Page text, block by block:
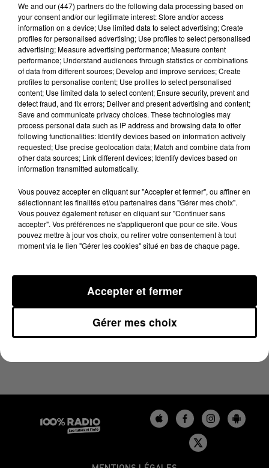
Lecture (4 min 12 sec)
100%
7 juin 2024 - 4 min 12 sec
LES INFOS DU BÉARN DU 07/06/2024 À 07H29
We and our (447) partnersdo the following data processing based on
your consent and/or our legitimate interest: Store and/or access
information on a device; Use limited data to select advertising; Create
profiles for personalised advertising; Use profiles to select personalised
advertising; Measure advertising performance; Measure content
performance; Understand audiences through statistics or combinations
of data from different sources; Develop and improve services; Create
profiles to personalise content; Use profiles to select personalised
content; Use limited data to select content; Ensure security, prevent and
detect fraud, and fix errors; Deliver and present advertising and content;
Save and communicate privacy choices. These technologies may
process personal data such as IP address and browsing data to offer
following functionalities: Identify devices based on information actively
requested; Use precise geolocation data; Match and combine data from
other data sources; Link different devices; Identify devices based on
information transmitted automatically.
Vous pouvez accepter en cliquant sur "Accepter et fermer", ou affiner en
sélectionnant les finalités et/ou partenaires dans "Gérer mes choix".
Vous pouvez également refuser en cliquant sur "Continuer sans
accepter". Vos préférences ne s'appliqueront que pour ce site. Vous
pouvez mettre à jour vos choix, ou retirer votre consentement à tout
moment via le lien "Gérer les cookies" situé en bas de chaque page.
Gérer mes choix
Accepter et fermer